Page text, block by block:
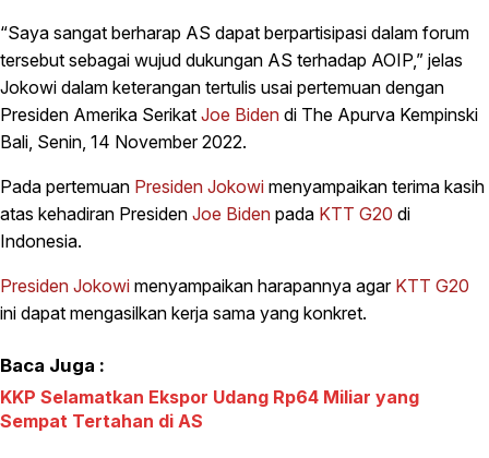
“Saya sangat berharap AS dapat berpartisipasi dalam forum
tersebut sebagai wujud dukungan AS terhadap AOIP,” jelas
Jokowi dalam keterangan tertulis usai pertemuan dengan
Presiden Amerika Serikat Joe Biden di The Apurva Kempinski
Bali, Senin, 14 November 2022.
Pada pertemuan Presiden Jokowi menyampaikan terima kasih
atas kehadiran Presiden Joe Biden pada KTT G20 di
Indonesia.
Presiden Jokowi menyampaikan harapannya agar KTT G20
ini dapat mengasilkan kerja sama yang konkret.
Baca Juga :
KKP Selamatkan Ekspor Udang Rp64 Miliar yang
Sempat Tertahan di AS